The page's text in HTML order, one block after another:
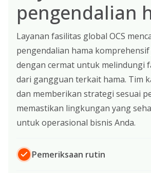
pengendalian
Layanan fasilitas global OCS
pengendalian hama
dengan cermat untuk melindungi
dari gangguan terkait hama. Tim
dan memberikan strategi sesuai
memastikan lingkungan yang
untuk operasional bisnis Anda.
Pemeriksaan rutin